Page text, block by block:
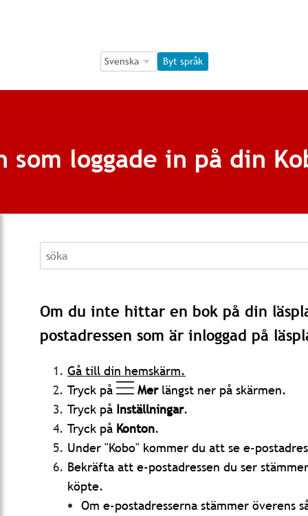
Language Selection
Language Selection
Byt språk
som loggade in på din
söka
Om du inte hittar en bok på din
postadressen som är inloggad på
Gå till din hemskärm.
Tryck på
Mer längst ner på skärmen.
Tryck på Inställningar.
Tryck på Konton.
Under "Kobo" kommer du att se e-
Bekräfta att e-postadressen du ser
köpte.
Om e-postadresserna stämmer överens